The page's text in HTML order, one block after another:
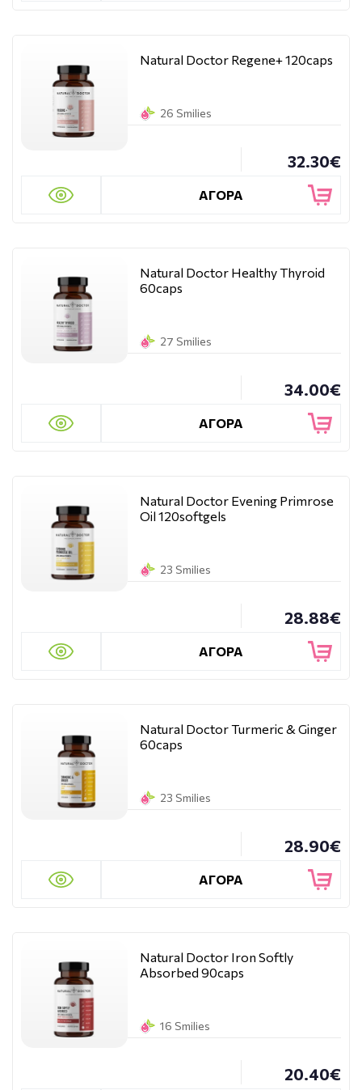
Natural Doctor Regene+ 120caps
26 Smilies
32.30€
ΑΓΟΡΑ
Natural Doctor Healthy Thyroid
60caps
27 Smilies
34.00€
ΑΓΟΡΑ
Natural Doctor Evening Primrose
Oil 120softgels
23 Smilies
28.88€
ΑΓΟΡΑ
Natural Doctor Turmeric & Ginger
60caps
23 Smilies
28.90€
ΑΓΟΡΑ
Natural Doctor Iron Softly
Absorbed 90caps
16 Smilies
20.40€